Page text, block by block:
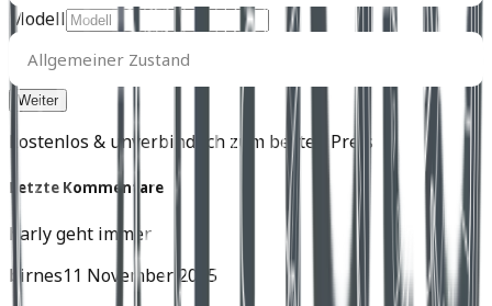
Modell
Allgemeiner
Zustand
Allgemeiner Zustand
kostenlos & unverbindlich zum besten Preis
Letzte Kommentare
harly geht immer
birnes11 November 2025